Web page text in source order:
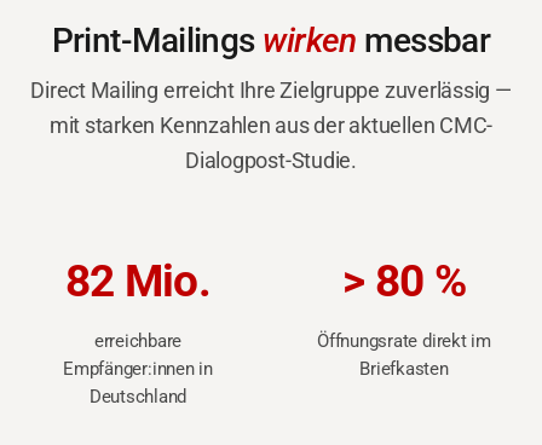
Print-Mailings wirken messbar
Direct Mailing erreicht Ihre Zielgruppe zuverlässig —
mit starken Kennzahlen aus der aktuellen CMC-
Dialogpost-Studie.
82 Mio.
erreichbare
Empfänger:innen in
Deutschland
> 80 %
Öffnungsrate direkt im
Briefkasten